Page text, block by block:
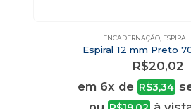
ENCADERNAÇÃO
Espiral 12 mm Preto
R$20,02
em 6x de R$3,34